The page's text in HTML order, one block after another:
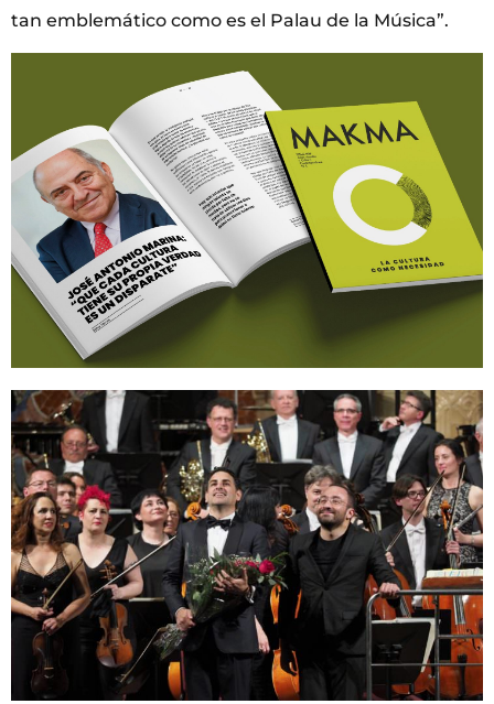
tan emblemático como es el Palau de la Música”.